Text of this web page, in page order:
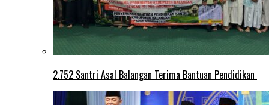
2.752 Santri Asal Balangan Terima Bantuan Pendidikan